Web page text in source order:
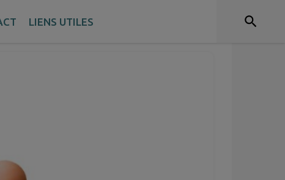
LIENS UTILES